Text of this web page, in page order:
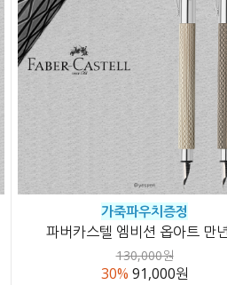
가죽파우치증정
파버카스텔 엠비션 옵아트 만
130,000원
30% 91,000원